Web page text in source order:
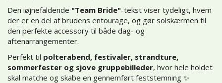
Den iøjnefaldende "Team Bride"-tekst viser tydeligt, hvem
der er en del af brudens entourage, og gør solskærmen til
den perfekte accessory til både dag- og
aftenarrangementer.
Perfekt til polterabend, festivaler, strandture,
sommerfester og sjove gruppebilleder, hvor hele holdet
skal matche og skabe en gennemført feststemning ✨